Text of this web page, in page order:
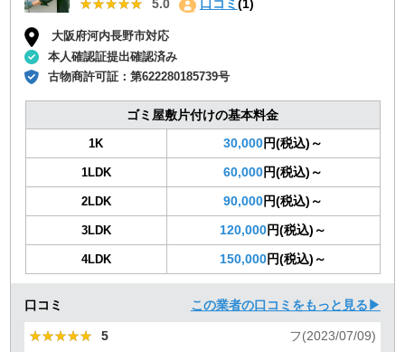
★★★★★
★★★★★ 5.0 口コミ(1)
大阪府河内長野市対応
本人確認証提出確認済み
古物商許可証：第622280185739号
ゴミ屋敷片付けの基本料金
1K 30,000円(税込)～
1LDK 60,000円(税込)～
2LDK 90,000円(税込)～
3LDK 120,000円(税込)～
4LDK 150,000円(税込)～
口コミ この業者の口コミをもっと見る▶
★★★★★
★★★★★ 5 フ(2023/07/09)